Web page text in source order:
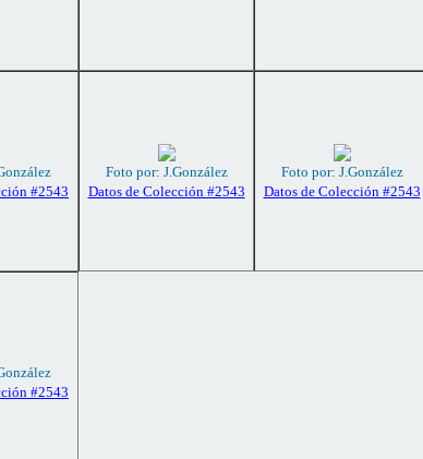
#2543
Foto por: J.González
Datos de Colección #2543
Foto por: J.González
Datos de Colección #2543
#2543